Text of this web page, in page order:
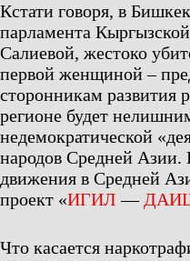
Кстати говоря, в
парламента
Салиевой, жестоко
первой женщиной –
сторонникам развития
регионе будет
недемократической
народов Средней Азии.
движения в Средней
проект «ИГИЛ —
Что касается